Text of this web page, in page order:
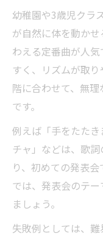
幼稚園や3歳児クラ
が自然に体を動か
わえる定番曲が人
すく、リズムが取
階に合わせて、無
です。
例えば「手をたた
チャ」などは、歌
り、初めての発表
では、発表会のテ
ましょう。
失敗例としては、